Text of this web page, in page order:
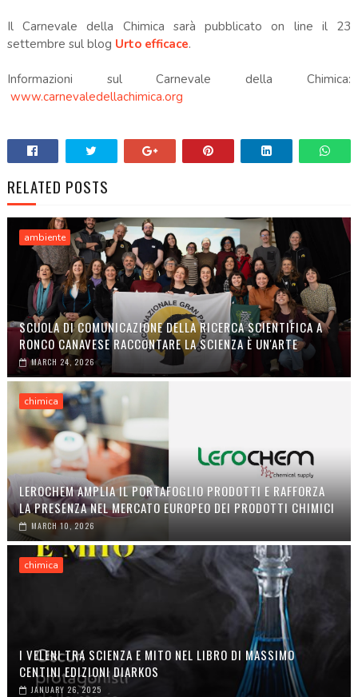
Il Carnevale della Chimica sarà pubblicato on line il 23
settembre sul blog Urto efficace.
Informazioni sul Carnevale della Chimica:
www.carnevaledellachimica.org
RELATED POSTS
ambiente
SCUOLA DI COMUNICAZIONE DELLA RICERCA SCIENTIFICA A
RONCO CANAVESE RACCONTARE LA SCIENZA È UN'ARTE
MARCH 24, 2026
chimica
LEROCHEM AMPLIA IL PORTAFOGLIO PRODOTTI E RAFFORZA
LA PRESENZA NEL MERCATO EUROPEO DEI PRODOTTI CHIMICI
MARCH 10, 2026
chimica
I VELENI TRA SCIENZA E MITO NEL LIBRO DI MASSIMO
CENTINI EDIZIONI DIARKOS
JANUARY 26, 2025